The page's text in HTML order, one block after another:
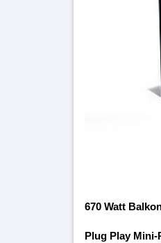
670 Watt
Plug Play Mini-